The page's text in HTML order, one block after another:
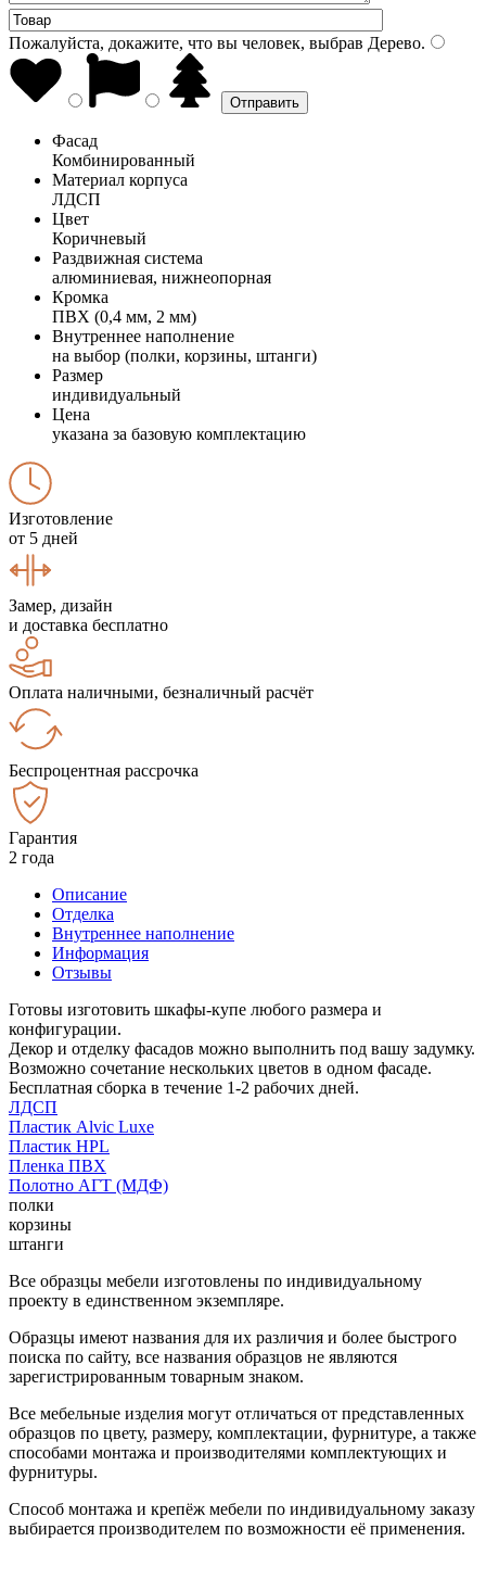
Пожалуйста, докажите, что вы человек, выбрав Дерево.
Фасад
Комбинированный
Материал корпуса
ЛДСП
Цвет
Коричневый
Раздвижная система
алюминиевая, нижнеопорная
Кромка
ПВХ (0,4 мм, 2 мм)
Внутреннее наполнение
на выбор (полки, корзины, штанги)
Размер
индивидуальный
Цена
указана за базовую комплектацию
Изготовление
от 5 дней
Замер, дизайн
и доставка бесплатно
Оплата наличными, безналичный расчёт
Беспроцентная рассрочка
Гарантия
2 года
Описание
Отделка
Внутреннее наполнение
Информация
Отзывы
Готовы изготовить шкафы-купе любого размера и
конфигурации.
Декор и отделку фасадов можно выполнить под вашу задумку.
Возможно сочетание нескольких цветов в одном фасаде.
Бесплатная сборка в течение 1-2 рабочих дней.
ЛДСП
Пластик Alvic Luxe
Пластик HPL
Пленка ПВХ
Полотно АГТ (МДФ)
полки
корзины
штанги
Все образцы мебели изготовлены по индивидуальному
проекту в единственном экземпляре.
Образцы имеют названия для их различия и более быстрого
поиска по сайту, все названия образцов не являются
зарегистрированным товарным знаком.
Все мебельные изделия могут отличаться от представленных
образцов по цвету, размеру, комплектации, фурнитуре, а также
способами монтажа и производителями комплектующих и
фурнитуры.
Способ монтажа и крепёж мебели по индивидуальному заказу
выбирается производителем по возможности её применения.